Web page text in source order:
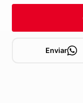
Enviar